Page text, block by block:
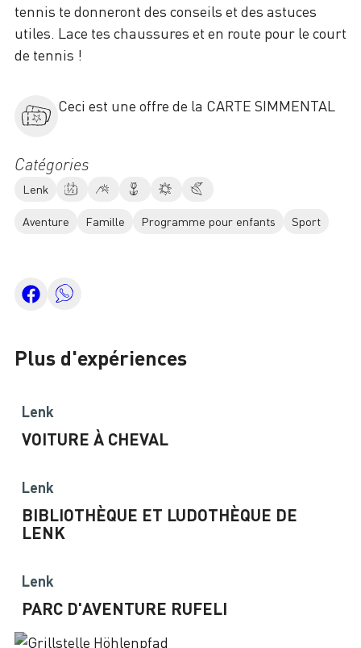
Ceci est une offre de la CARTE SIMMENTAL
Catégories
Lenk
Aventure Famille Programme pour enfants Sport
tennis te donneront des conseils et des astuces
utiles. Lace tes chaussures et en route pour le court
de tennis !
Plus d'expériences
Lenk
VOITURE À CHEVAL
Lenk
BIBLIOTHÈQUE ET LUDOTHÈQUE DE
LENK
Lenk
PARC D'AVENTURE RUFELI